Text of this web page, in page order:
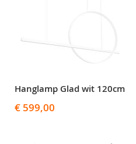
Hanglamp Glad wit 120cm
€ 599,00